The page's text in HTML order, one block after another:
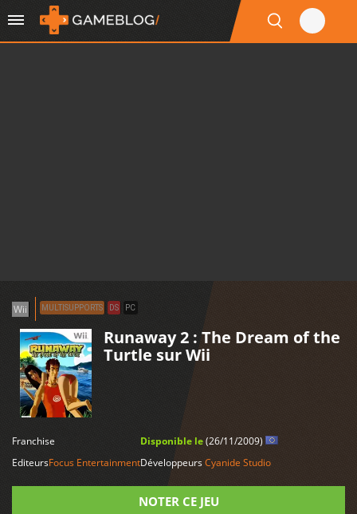
Wii MULTISUPPORTS DS PC
Runaway 2 : The Dream of the
Turtle sur Wii
Franchise
EditeursFocus Entertainment
Disponible le(26/11/2009)
DéveloppeursCyanide Studio
NOTER CE JEU